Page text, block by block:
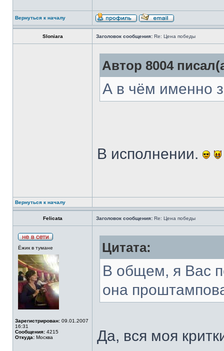
Вернуться к началу
Sloniara Заголовок сообщения: Re: Цена победы
Автор 8004
А в чём именно
В исполнении.
Вернуться к началу
Felicata Заголовок сообщения: Re: Цена победы
Ёжик в тумане
Зарегистрирован: 09.01.2007
16:31
Сообщения: 4215
Откуда: Москва
Цитата:
В общем, я Вас
она
Да, вся моя